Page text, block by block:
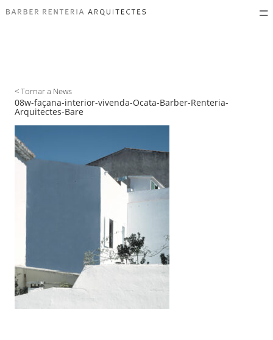
< Tornar a News
08w-façana-interior-vivenda-Ocata-Barber-Renteria-
Arquitectes-Bare